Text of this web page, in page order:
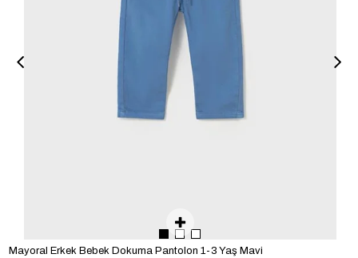
Mayoral Erkek Bebek Dokuma Pantolon 1-3 Yaş Mavi